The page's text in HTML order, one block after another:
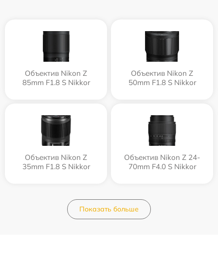
Объектив Nikon Z
85mm F1.8 S Nikkor
Объектив Nikon Z
50mm F1.8 S Nikkor
Объектив Nikon Z
35mm F1.8 S Nikkor
Объектив Nikon Z 24-
70mm F4.0 S Nikkor
Показать больше